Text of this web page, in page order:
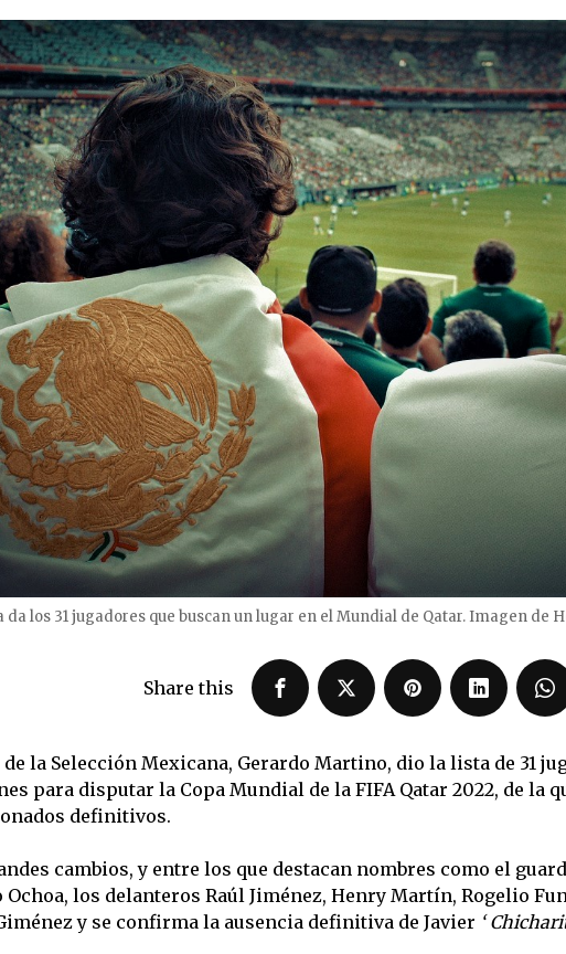
da los 31 jugadores que buscan un lugar en el Mundial de Qatar. Imagen de
Share this
la Selección Mexicana, Gerardo Martino, dio la lista de 31
para disputar la Copa Mundial de la FIFA Qatar 2022, de la
definitivos.
cambios, y entre los que destacan nombres como el
los delanteros Raúl Jiménez, Henry Martín, Rogelio
y se confirma la ausencia definitiva de Javier ‘